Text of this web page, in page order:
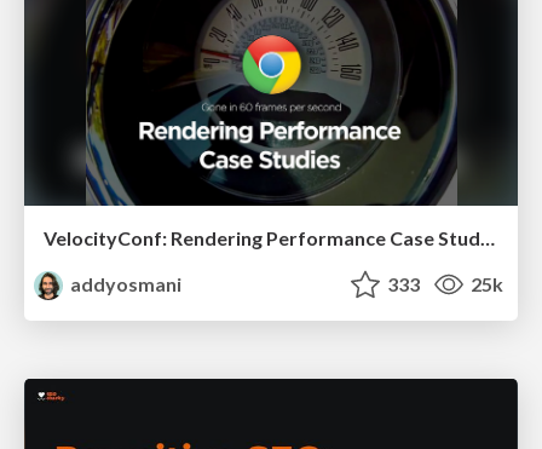
addyosmani
333 25k